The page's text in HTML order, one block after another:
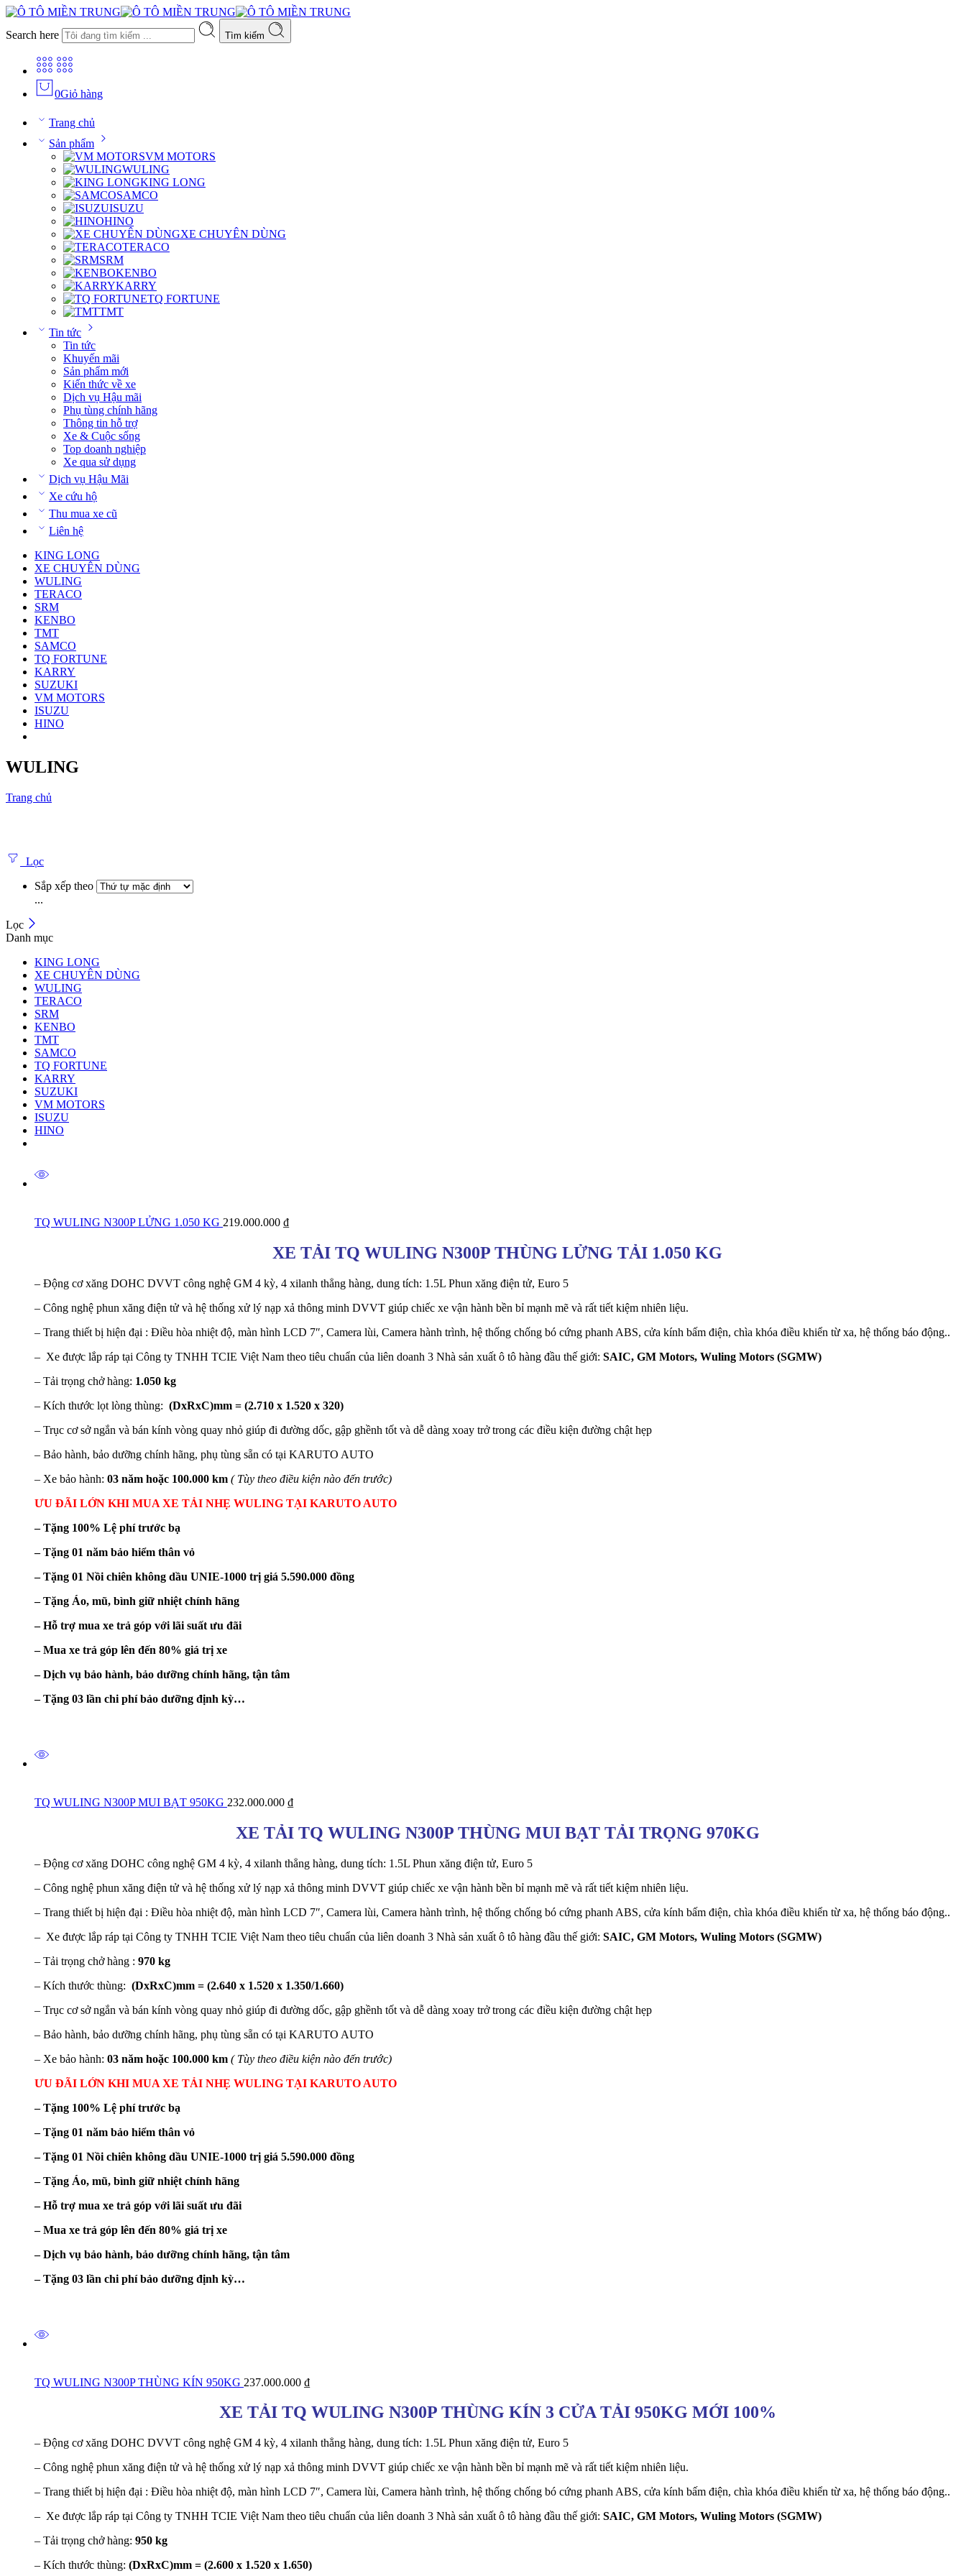
Search here Tìm kiếm
0Giỏ hàng
Trang chủ
Sản phẩm
VM MOTORS
WULING
KING LONG
SAMCO
ISUZU
HINO
XE CHUYÊN DÙNG
TERACO
SRM
KENBO
KARRY
TQ FORTUNE
TMT
Tin tức
Tin tức
Khuyến mãi
Sản phẩm mới
Kiến thức về xe
Dịch vụ Hậu mãi
Phụ tùng chính hãng
Thông tin hỗ trợ
Xe & Cuộc sống
Top doanh nghiệp
Xe qua sử dụng
Dịch vụ Hậu Mãi
Xe cứu hộ
Thu mua xe cũ
Liên hệ
KING LONG
XE CHUYÊN DÙNG
WULING
TERACO
SRM
KENBO
TMT
SAMCO
TQ FORTUNE
KARRY
SUZUKI
VM MOTORS
ISUZU
HINO
WULING
Trang chủ
Lọc
Sắp xếp theo
...
Lọc
Danh mục
KING LONG
XE CHUYÊN DÙNG
WULING
TERACO
SRM
KENBO
TMT
SAMCO
TQ FORTUNE
KARRY
SUZUKI
VM MOTORS
ISUZU
HINO
TQ WULING N300P LỬNG 1.050 KG 219.000.000 ₫
XE TẢI TQ WULING N300P THÙNG LỬNG TẢI 1.050 KG
– Động cơ xăng DOHC DVVT công nghệ GM 4 kỳ, 4 xilanh thẳng hàng, dung tích: 1.5L Phun xăng điện tử, Euro 5
– Công nghệ phun xăng điện tử và hệ thống xử lý nạp xả thông minh DVVT giúp chiếc xe vận hành bền bỉ mạnh mẽ và rất tiết kiệm nhiên liệu.
– Trang thiết bị hiện đại : Điều hòa nhiệt độ, màn hình LCD 7″, Camera lùi, Camera hành trình, hệ thống chống bó cứng phanh ABS, cửa kính bấm điện, chìa khóa điều khiển từ xa, hệ thống báo động..
– Xe được lắp ráp tại Công ty TNHH TCIE Việt Nam theo tiêu chuẩn của liên doanh 3 Nhà sản xuất ô tô hàng đầu thế giới: SAIC, GM Motors, Wuling Motors (SGMW)
– Tải trọng chở hàng: 1.050 kg
– Kích thước lọt lòng thùng: (DxRxC)mm = (2.710 x 1.520 x 320)
– Trục cơ sở ngắn và bán kính vòng quay nhỏ giúp đi đường dốc, gập ghềnh tốt và dễ dàng xoay trở trong các điều kiện đường chật hẹp
– Bảo hành, bảo dưỡng chính hãng, phụ tùng sẵn có tại KARUTO AUTO
– Xe bảo hành: 03 năm hoặc 100.000 km ( Tùy theo điều kiện nào đến trước)
ƯU ĐÃI LỚN KHI MUA XE TẢI NHẸ WULING TẠI KARUTO AUTO
– Tặng 100% Lệ phí trước bạ
– Tặng 01 năm bảo hiểm thân vỏ
– Tặng 01 Nồi chiên không dầu UNIE-1000 trị giá 5.590.000 đồng
– Tặng Áo, mũ, bình giữ nhiệt chính hãng
– Hỗ trợ mua xe trả góp với lãi suất ưu đãi
– Mua xe trả góp lên đến 80% giá trị xe
– Dịch vụ bảo hành, bảo dưỡng chính hãng, tận tâm
– Tặng 03 lần chi phí bảo dưỡng định kỳ…
TQ WULING N300P MUI BẠT 950KG 232.000.000 ₫
XE TẢI TQ WULING N300P THÙNG MUI BẠT TẢI TRỌNG 970KG
– Động cơ xăng DOHC công nghệ GM 4 kỳ, 4 xilanh thẳng hàng, dung tích: 1.5L Phun xăng điện tử, Euro 5
– Công nghệ phun xăng điện tử và hệ thống xử lý nạp xả thông minh DVVT giúp chiếc xe vận hành bền bỉ mạnh mẽ và rất tiết kiệm nhiên liệu.
– Trang thiết bị hiện đại : Điều hòa nhiệt độ, màn hình LCD 7″, Camera lùi, Camera hành trình, hệ thống chống bó cứng phanh ABS, cửa kính bấm điện, chìa khóa điều khiển từ xa, hệ thống báo động..
– Xe được lắp ráp tại Công ty TNHH TCIE Việt Nam theo tiêu chuẩn của liên doanh 3 Nhà sản xuất ô tô hàng đầu thế giới: SAIC, GM Motors, Wuling Motors (SGMW)
– Tải trọng chở hàng : 970 kg
– Kích thước thùng: (DxRxC)mm = (2.640 x 1.520 x 1.350/1.660)
– Trục cơ sở ngắn và bán kính vòng quay nhỏ giúp đi đường dốc, gập ghềnh tốt và dễ dàng xoay trở trong các điều kiện đường chật hẹp
– Bảo hành, bảo dưỡng chính hãng, phụ tùng sẵn có tại KARUTO AUTO
– Xe bảo hành: 03 năm hoặc 100.000 km ( Tùy theo điều kiện nào đến trước)
ƯU ĐÃI LỚN KHI MUA XE TẢI NHẸ WULING TẠI KARUTO AUTO
– Tặng 100% Lệ phí trước bạ
– Tặng 01 năm bảo hiểm thân vỏ
– Tặng 01 Nồi chiên không dầu UNIE-1000 trị giá 5.590.000 đồng
– Tặng Áo, mũ, bình giữ nhiệt chính hãng
– Hỗ trợ mua xe trả góp với lãi suất ưu đãi
– Mua xe trả góp lên đến 80% giá trị xe
– Dịch vụ bảo hành, bảo dưỡng chính hãng, tận tâm
– Tặng 03 lần chi phí bảo dưỡng định kỳ…
TQ WULING N300P THÙNG KÍN 950KG 237.000.000 ₫
XE TẢI TQ WULING N300P THÙNG KÍN 3 CỬA TẢI 950KG MỚI 100%
– Động cơ xăng DOHC DVVT công nghệ GM 4 kỳ, 4 xilanh thẳng hàng, dung tích: 1.5L Phun xăng điện tử, Euro 5
– Công nghệ phun xăng điện tử và hệ thống xử lý nạp xả thông minh DVVT giúp chiếc xe vận hành bền bỉ mạnh mẽ và rất tiết kiệm nhiên liệu.
– Trang thiết bị hiện đại : Điều hòa nhiệt độ, màn hình LCD 7″, Camera lùi, Camera hành trình, hệ thống chống bó cứng phanh ABS, cửa kính bấm điện, chìa khóa điều khiển từ xa, hệ thống báo động..
– Xe được lắp ráp tại Công ty TNHH TCIE Việt Nam theo tiêu chuẩn của liên doanh 3 Nhà sản xuất ô tô hàng đầu thế giới: SAIC, GM Motors, Wuling Motors (SGMW)
– Tải trọng chở hàng: 950 kg
– Kích thước thùng: (DxRxC)mm = (2.600 x 1.520 x 1.650)